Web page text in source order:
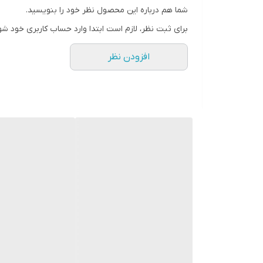
شما هم درباره این محصول نظر خود را بنویسید.
برای ثبت نظر، لازم است ابتدا وارد حساب کاربری خود
افزودن نظر